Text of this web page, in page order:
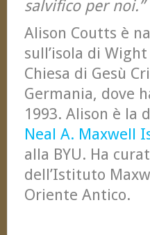
salvifico per noi.”
Alison Coutts è
sull’isola di
Chiesa di Gesù
Germania, dove
1993. Alison è la
Neal A. Maxwell
alla BYU. Ha
dell’Istituto
Oriente Antico.